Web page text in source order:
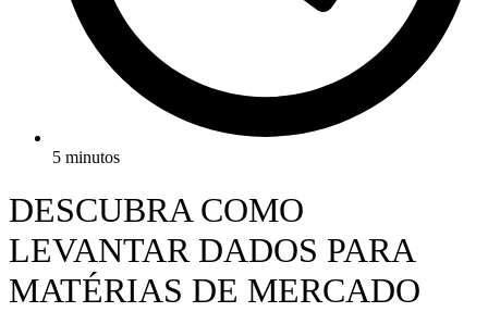
5 minutos
DESCUBRA COMO
LEVANTAR DADOS PARA
MATÉRIAS DE MERCADO